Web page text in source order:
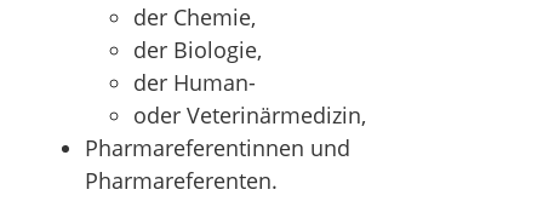
der Chemie,
der Biologie,
der Human-
oder Veterinärmedizin,
Pharmareferentinnen und
Pharmareferenten.